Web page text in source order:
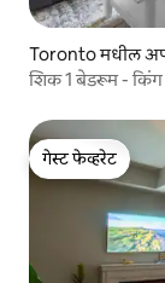
Toronto मधील
शिक 1 बेडरूम - किंग
गेस्ट फेव्हरेट
गेस्ट फेव्हरेट